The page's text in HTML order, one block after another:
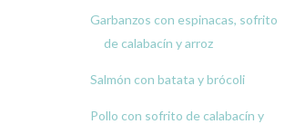
Garbanzos con espinacas, sofrito
de calabacín y arroz
Salmón con batata y brócoli
Pollo con sofrito de calabacín y